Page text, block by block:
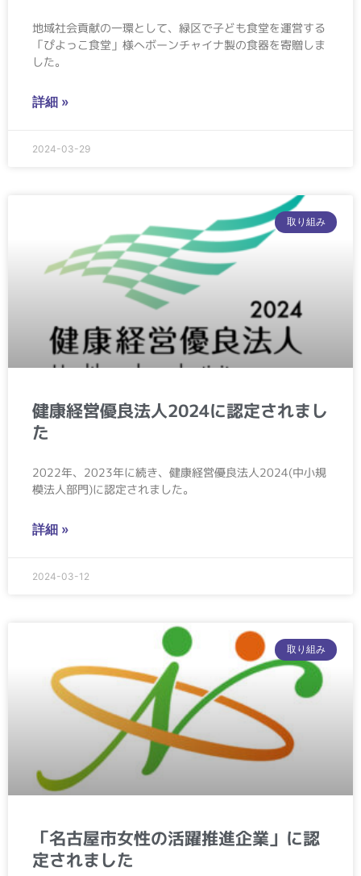
地域社会貢献の一環として、緑区で子ども食堂を運営する
「ぴよっこ食堂」様へボーンチャイナ製の食器を寄贈しま
した。
詳細 »
2024-03-29
取り組み
健康経営優良法人2024に認定されまし
た
2022年、2023年に続き、健康経営優良法人2024(中小規
模法人部門)に認定されました。
詳細 »
2024-03-12
取り組み
「名古屋市女性の活躍推進企業」に認
定されました